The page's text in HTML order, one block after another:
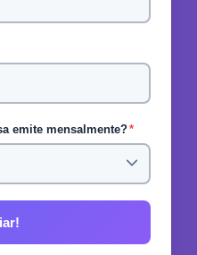
emite mensalmente?*